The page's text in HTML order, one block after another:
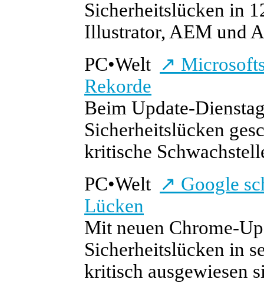
Sicherheitslücken in
Illustrator, AEM und
PC•Welt ↗
Rekorde
Beim Update-
Sicherheitslücken
kritische
PC•Welt ↗ Google
Lücken
Mit neuen Chrome-
Sicherheitslücken in
kritisch ausgewiesen